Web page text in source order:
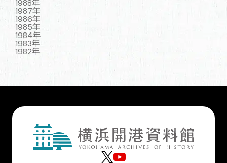
1988年
1987年
1986年
1985年
1984年
1983年
1982年